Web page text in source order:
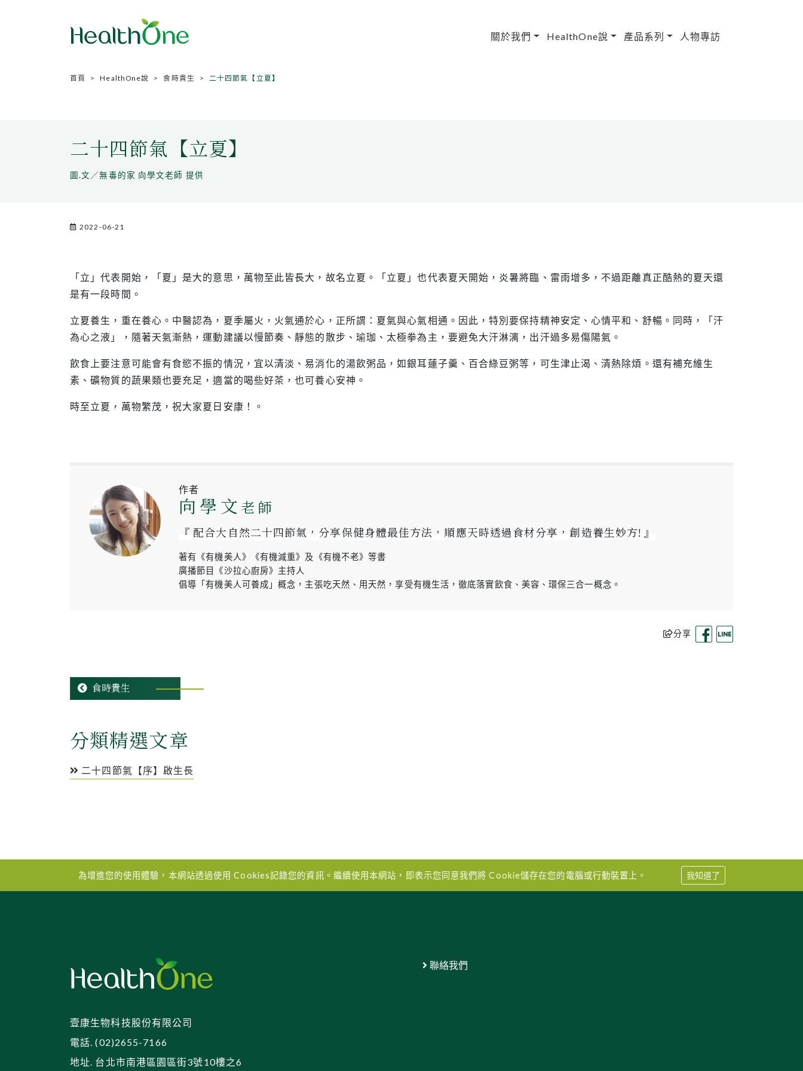
關於我們 HealthOne說 產品系列 人物專訪
首頁 HealthOne說 食時貴生 二十四節氣【立夏】
二十四節氣【立夏】
圖.文／無毒的家 向學文老師 提供
2022-06-21
「立」代表開始，「夏」是大的意思，萬物至此皆長大，故名立夏。「立夏」也代表夏天開始，炎暑將臨、雷雨增多，不過距離真正酷熱的夏天還
是有一段時間。
立夏養生，重在養心。中醫認為，夏季屬火，火氣通於心，正所謂：夏氣與心氣相通。因此，特別要保持精神安定、心情平和、舒暢。同時，「汗
為心之液」，隨著天氣漸熱，運動建議以慢節奏、靜態的散步、瑜珈、太極拳為主，要避免大汗淋漓，出汗過多易傷陽氣。
飲食上要注意可能會有食慾不振的情況，宜以清淡、易消化的湯飲粥品，如銀耳蓮子羹、百合綠豆粥等，可生津止渴、清熱除煩。還有補充維生
素、礦物質的蔬果類也要充足，適當的喝些好茶，也可養心安神。
時至立夏，萬物繁茂，祝大家夏日安康！。
作者
向學文 老師
『 配合大自然二十四節氣，分享保健身體最佳方法，順應天時透過食材分享，創造養生妙方! 』
著有《有機美人》《有機減重》及《有機不老》等書
廣播節目《沙拉心廚房》主持人
倡導「有機美人可養成」概念，主張吃天然、用天然，享受有機生活，徹底落實飲食、美容、環保三合一概念。
分享
食時貴生
分類精選文章
二十四節氣【序】啟生長
為增進您的使用體驗，本網站透過使用 Cookies記錄您的資訊。繼續使用本網站，即表示您同意我們將 Cookie儲存在您的電腦或行動裝置上。 我知道了
聯絡我們
壹康生物科技股份有限公司
電話. (02)2655-7166
地址. 台北市南港區園區街3號10樓之6